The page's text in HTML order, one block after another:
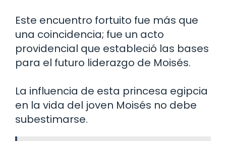
Este encuentro fortuito fue más que
una coincidencia; fue un acto
providencial que estableció las bases
para el futuro liderazgo de Moisés.
La influencia de esta princesa egipcia
en la vida del joven Moisés no debe
subestimarse.